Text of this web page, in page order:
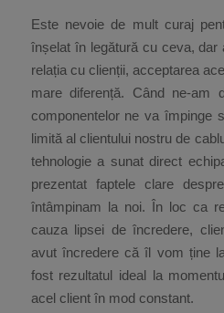
Este nevoie de mult curaj
înșelat în legătură cu ceva,
relația cu clienții, acceptarea
mare diferență. Când ne-am
componentelor ne va împinge
limită al clientului nostru de
tehnologie a sunat direct
prezentat faptele clare
întâmpinam la noi. În loc ca
cauza lipsei de încredere,
avut încredere că îl vom ține
fost rezultatul ideal la
acel client în mod constant.